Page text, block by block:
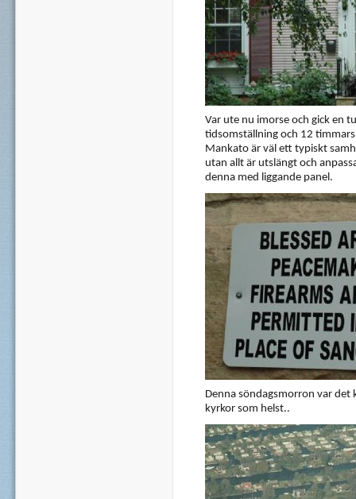
Var ute nu imorse och gick en
tidsomställning och 12
Mankato är väl ett typiskt
utan allt är utslängt och
denna med liggande panel.
Denna söndagsmorron var det
kyrkor som helst..